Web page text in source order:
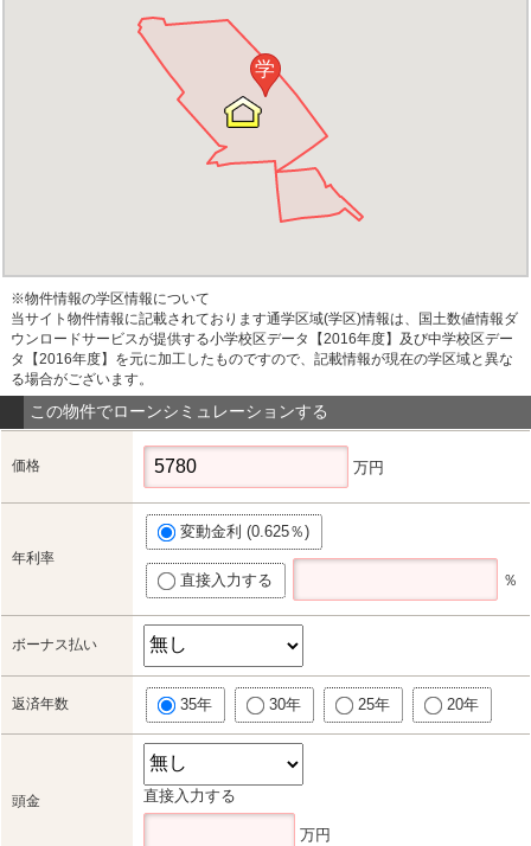
学
※物件情報の学区情報について
当サイト物件情報に記載されております通学区域(学区)情報は、国土数値情報ダ
ウンロードサービスが提供する小学校区データ【2016年度】及び中学校区デー
タ【2016年度】を元に加工したものですので、記載情報が現在の学区域と異な
る場合がございます。
この物件でローンシミュレーションする
価格 万円
年利率
変動金利 (0.625％)
直接入力する ％
ボーナス払い
返済年数 35年 30年 25年 20年
頭金 直接入力する
万円